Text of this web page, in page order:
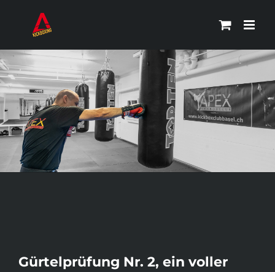
springen
grösseres
Gürtelprüfung Nr. 2, ein voller